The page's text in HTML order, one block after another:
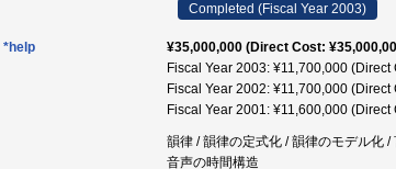
Completed (Fiscal Year 2003)
*help
¥35,000,000 (Direct Cost:
Fiscal Year 2003: ¥11,700,000 (Direct
Fiscal Year 2002: ¥11,700,000 (Direct
Fiscal Year 2001: ¥11,600,000 (Direct
韻律 / 韻律の定式化 / 韻律のモデル化
音声の時間構造